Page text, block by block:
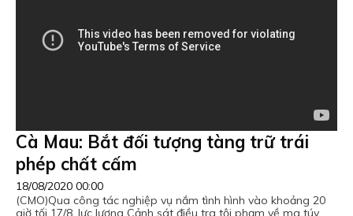
Cà Mau: Bắt đối tượng tàng trữ trái
phép chất cấm
18/08/2020 00:00
(CMO)Qua công tác nghiệp vụ nắm tình hình vào khoảng 20
giờ tối 17/8, lực lượng Cảnh sát điều tra tội phạm về ma túy,